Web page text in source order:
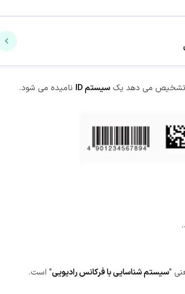
و تشخیص می دهد یک سیستم ID نامیده می شود.
"سیستم شناسایی با فرکانس رادیویی" است.